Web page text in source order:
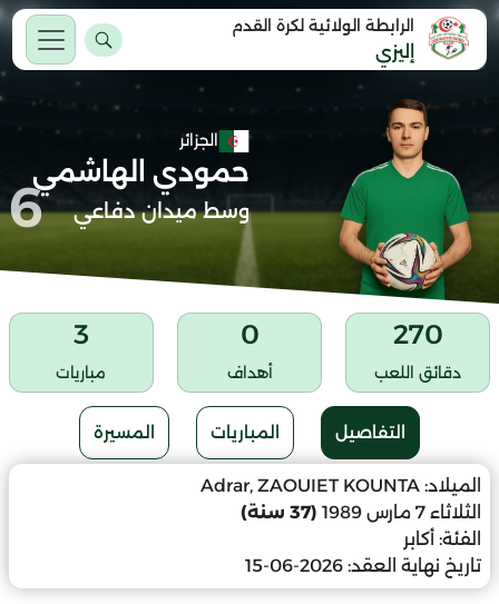
الرابطة الولائية لكرة القدم
إليزي
الجزائر
حمودي الهاشمي
وسط ميدان دفاعي 6
270
دقائق اللعب
0
أهداف
3
مباريات
التفاصيل المباريات المسيرة
الميلاد: Adrar, ZAOUIET KOUNTA
الثلاثاء 7 مارس 1989
(37 سنة)
الفئة: أكابر
تاريخ نهاية العقد: 2026-06-15